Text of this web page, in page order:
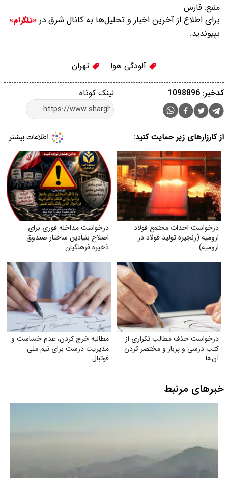
منبع: فارس
برای اطلاع از آخرین اخبار و تحلیل‌ها به کانال شرق در «تلگرام»
بپیوندید.
آلودگی هوا تهران
لینک کوتاه کدخبر: 1098896
از کارزارهای زیر حمایت کنید:
درخواست احداث مجتمع فولاد
ارومیه (زنجیره تولید فولاد در
ارومیه)
درخواست مداخله فوری برای
اصلاح بنیادین ساختار صندوق
ذخیره فرهنگیان
درخواست حذف مطالب تکراری از
کتب درسی و پربار و مختصر کردن
آن‌ها
مطالبه خرج کردن، عدم خساست و
مدیریت درست برای تیم ملی
فوتبال
خبرهای مرتبط